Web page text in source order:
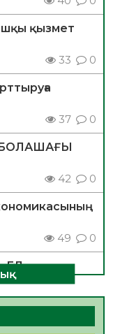
қызмет
33 0
37 0
42 0
49 0
ЕЛ
47 0